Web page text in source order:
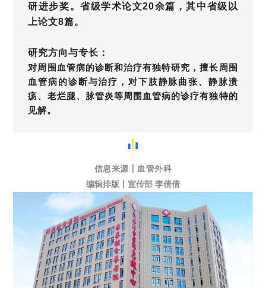
研进步奖。省级学术论文20余篇，其中省级以
上论文8篇。
研究方向与专长：
对周围血管病的诊断和治疗有独特研究，擅长周围
血管病的诊断与治疗，对下肢静脉曲张、静脉溃
疡、老烂腿、脉管炎等周围血管病的诊疗有独特的
见解。
信息来源丨血管外科
编辑排版丨宣传部 李倩倩